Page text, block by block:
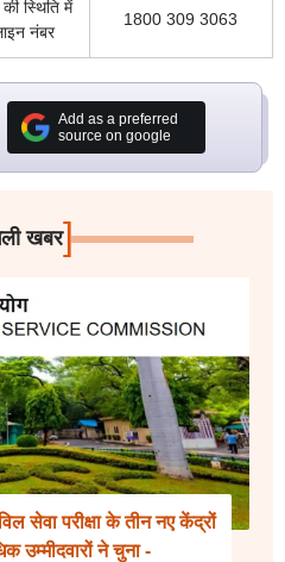
स्थिति में
नंबर
1800 309 3063
Add as a preferred
source on google
खबर]
सेवा परीक्षा के तीन नए केंद्रों
उम्मीदवारों ने चुना -